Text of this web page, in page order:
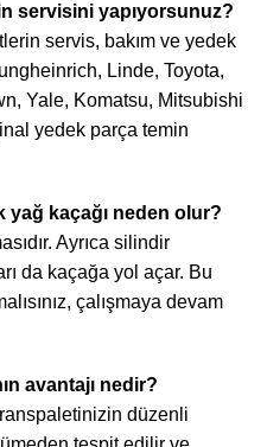
servisini yapıyorsunuz?
servis, bakım ve yedek
Linde, Toyota,
Yale, Komatsu, Mitsubishi
yedek parça temin
kaçağı neden olur?
Ayrıca silindir
da kaçağa yol açar. Bu
çalışmaya devam
avantajı nedir?
düzenli